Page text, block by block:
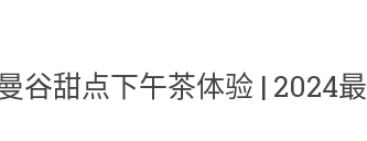
谷甜点下午茶体验 | 2024最